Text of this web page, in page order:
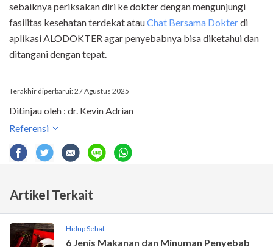
sebaiknya periksakan diri ke dokter dengan mengunjungi
fasilitas kesehatan terdekat atauChat Bersama Dokterdi
aplikasi ALODOKTER agar penyebabnya bisa diketahui dan
ditangani dengan tepat.
Terakhir diperbarui: 27 Agustus 2025